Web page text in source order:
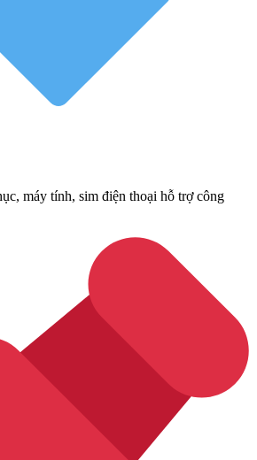
máy tính, sim điện thoại hỗ trợ công